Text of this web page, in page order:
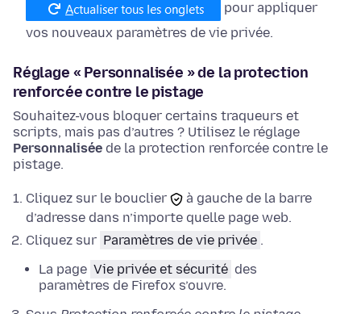
pour appliquer
vos nouveaux paramètres de vie privée.
Réglage « Personnalisée » de la protection
renforcée contre le pistage
Souhaitez-vous bloquer certains traqueurs et
scripts, mais pas d’autres ? Utilisez le réglage
Personnalisée de la protection renforcée contre le
pistage.
Cliquez sur le bouclier
à gauche de la barre
d’adresse dans n’importe quelle page web.
Cliquez sur Paramètres de vie privée .
La page Vie privée et sécurité des
paramètres de Firefox s’ouvre.